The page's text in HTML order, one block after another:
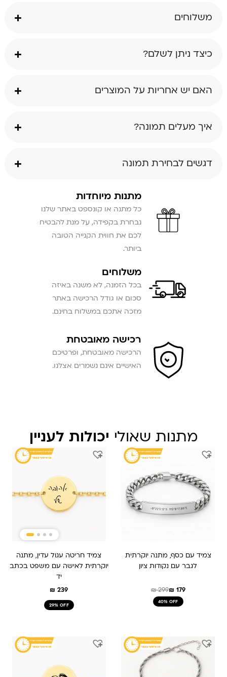
משלוחים
כיצד ניתן לשלם?
האם יש אחריות על המוצרים
איך מעלים תמונה?
דגשים לבחירת תמונה
מתנות מיוחדות
כל מתנה או קונספט באתר שלנו
נבחרת בקפידה, על מנת להבטיח
לכם את חווית הקנייה הטובה
ביותר.
משלוחים
בכל הזמנה, לא משנה באיזה
סכום או גודל הרכישה באתר
מזכה אתכם במשלוח בחינם.
רכישה מאובטחת
הרכישה מאובטחת, ופרטיכם
האישיים אינם נשמרים אצלנו.
מתנות שאולי יכולות לעניין
צמיד עם כסף, מתנה יוקרתית
לגבר עם נקודות ציון
₪299
₪ 299.
₪ 179
₪ 179.
40% OFF
צמיד חריטה עגול עדין, מתנה
יוקרתית לאישה עם משפט בכתב
יד
₪ 239
29% OFF
המקורי
היה:
הנוכחי
הוא: